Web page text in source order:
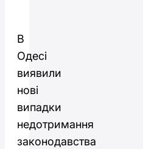
В
Одесі
виявили
нові
випадки
недотримання
законодавства